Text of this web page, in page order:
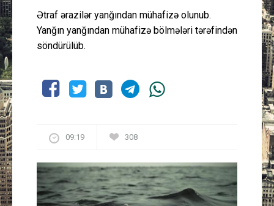
Peşə etikası
Ətraf ərazilər yanğından mühafizə olunub.
Yanğın yanğından mühafizə bölmələri tərəfindən
söndürülüb.
09:19 308